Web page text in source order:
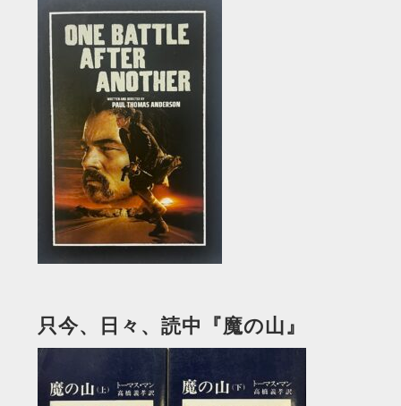
只今、日々、読中『魔の山』